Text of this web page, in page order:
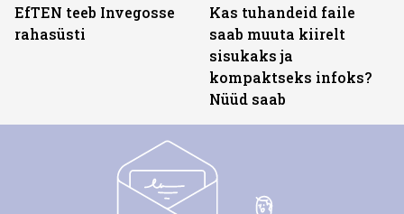
EfTEN teeb Invegosse
rahasüsti
Kas tuhandeid faile
saab muuta kiirelt
sisukaks ja
kompaktseks infoks?
Nüüd saab